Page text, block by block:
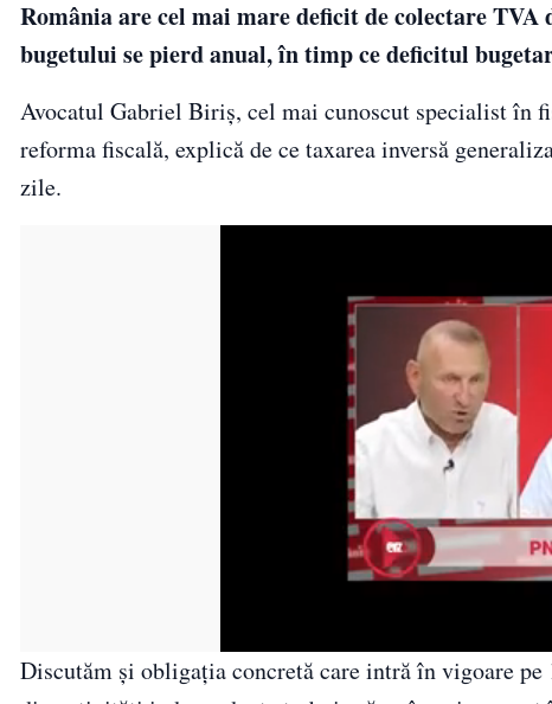
România are cel mai mare deficit de colectare
bugetului se pierd anual, în timp ce deficitul
Avocatul Gabriel Biriș, cel mai cunoscut specialist în
reforma fiscală, explică de ce taxarea inversă
zile.
Discutăm și obligația concretă care intră în vigoare